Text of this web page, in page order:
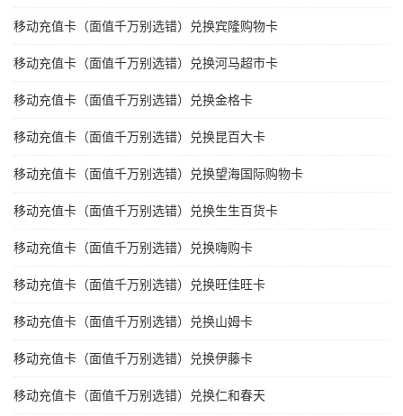
移动充值卡（面值千万别选错）兑换宾隆购物卡
移动充值卡（面值千万别选错）兑换河马超市卡
移动充值卡（面值千万别选错）兑换金格卡
移动充值卡（面值千万别选错）兑换昆百大卡
移动充值卡（面值千万别选错）兑换望海国际购物卡
移动充值卡（面值千万别选错）兑换生生百货卡
移动充值卡（面值千万别选错）兑换嗨购卡
移动充值卡（面值千万别选错）兑换旺佳旺卡
移动充值卡（面值千万别选错）兑换山姆卡
移动充值卡（面值千万别选错）兑换伊藤卡
移动充值卡（面值千万别选错）兑换仁和春天